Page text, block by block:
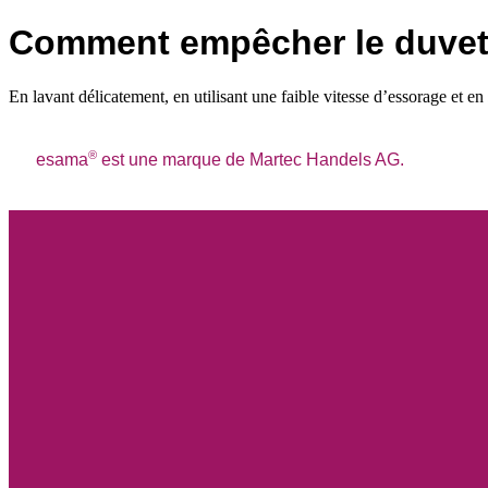
Comment empêcher le
En lavant délicatement, en utilisant une faible vitesse d’essorage et
esama® est une marque de Martec Handels AG.